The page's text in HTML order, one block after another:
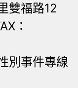
雙福路12
：
別事件專線